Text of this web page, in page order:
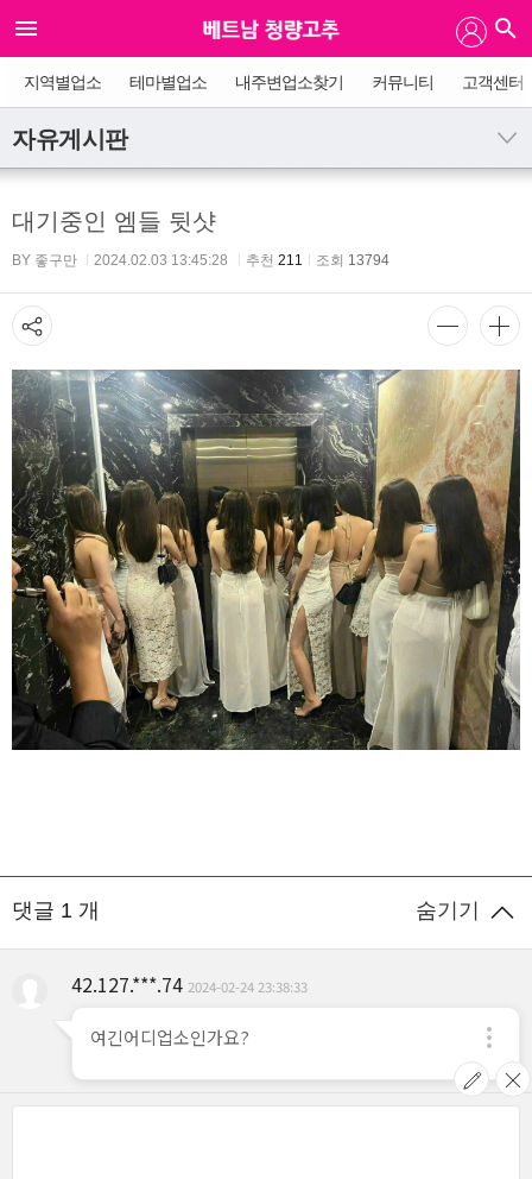
지역별업소 테마별업소 내주변업소찾기 커뮤니티 고객센터
자유게시판
대기중인 엠들 뒷샷
BY 좋구만 2024.02.03 13:45:28 추천 211 조회 13794
댓글 1 개 숨기기
42.127.***.74 2024-02-24 23:38:33
여긴어디업소인가요?